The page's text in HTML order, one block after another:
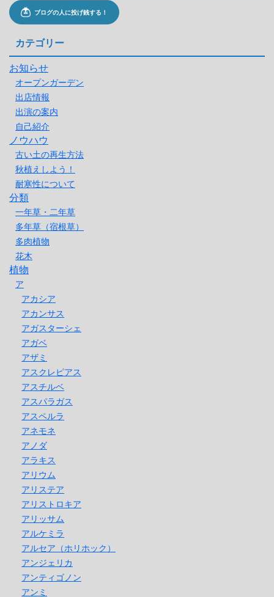
カテゴリー
お知らせ
オープンガーデン
出店情報
出演の案内
自己紹介
ノウハウ
古い土の再生方法
秋植えしよう！
耐寒性について
分類
一年草・二年草
多年草（宿根草）
多肉植物
花木
植物
ア
アカシア
アカンサス
アガスターシェ
アガベ
アザミ
アスクレピアス
アスチルベ
アスパラガス
アスペルラ
アネモネ
アノダ
アラキス
アリウム
アリステア
アリストロキア
アリッサム
アルケミラ
アルセア（ホリホック）
アンジェリカ
アンティゴノン
アンミ